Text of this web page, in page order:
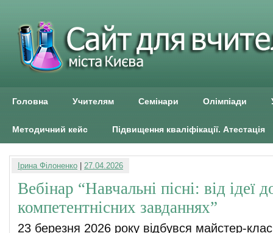
Головна Учителям Семінари Олімпіади
Методичний кейс Підвищення кваліфікації. Атестація
Ірина Філоненко 27.04.2026
Вебінар “Навчальні пісні: від ідеї
компетентнісних завданнях”
23 березня 2026 року відбувся майстер-клас